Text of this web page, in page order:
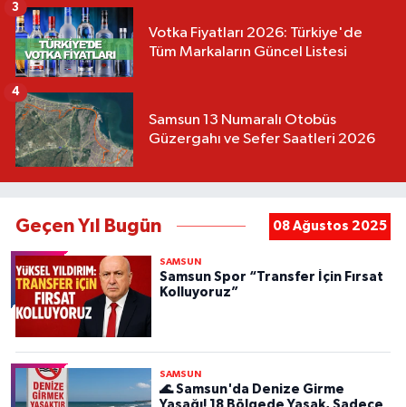
Votka Fiyatları 2026: Türkiye'de
Tüm Markaların Güncel Listesi
3
Samsun 13 Numaralı Otobüs
Güzergahı ve Sefer Saatleri 2026
4
Geçen Yıl Bugün 08 Ağustos 2025
SAMSUN
Samsun Spor “Transfer İçin Fırsat
Kolluyoruz”
SAMSUN
🌊 Samsun'da Denize Girme